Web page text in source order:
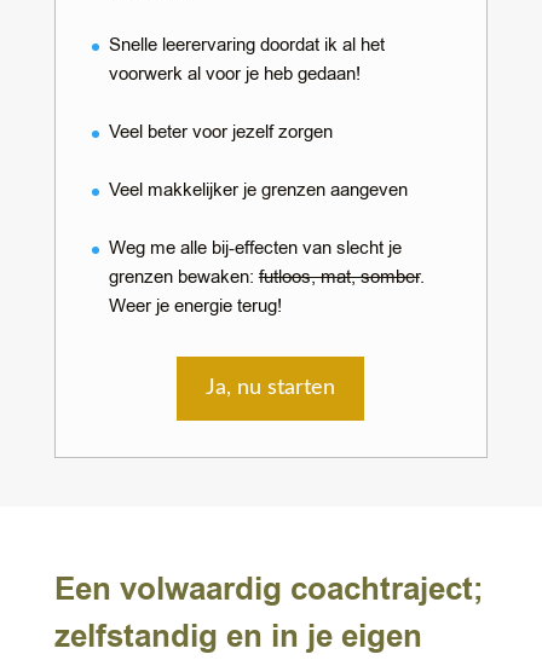
Snelle leerervaring doordat ik al het
voorwerk al voor je heb gedaan!
Veel beter voor jezelf zorgen
Veel makkelijker je grenzen aangeven
Weg me alle bij-effecten van slecht je
grenzen bewaken:futloos, mat, somber.
Weer je energie terug!
Ja, nu starten
Een volwaardig coachtraject;
zelfstandig en in je eigen